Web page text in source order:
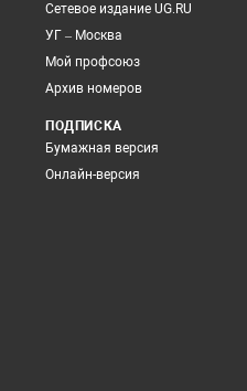
Сетевое издание UG.RU
УГ – Москва
Мой профсоюз
Архив номеров
ПОДПИСКА
Бумажная версия
Онлайн-версия